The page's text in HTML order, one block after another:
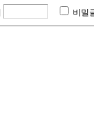
비밀